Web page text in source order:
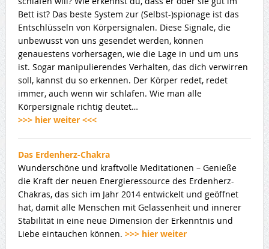
Bett ist? Das beste System zur (Selbst-)spionage ist das
Entschlüsseln von Körpersignalen. Diese Signale, die
unbewusst von uns gesendet werden, können
genauestens vorhersagen, wie die Lage in und um uns
ist. Sogar manipulierendes Verhalten, das dich verwirren
soll, kannst du so erkennen. Der Körper redet, redet
immer, auch wenn wir schlafen. Wie man alle
Körpersignale richtig deutet…
>>> hier weiter <<<
Das Erdenherz-Chakra
Wunderschöne und kraftvolle Meditationen – Genieße
die Kraft der neuen Energieressource des Erdenherz-
Chakras, das sich im Jahr 2014 entwickelt und geöffnet
hat, damit alle Menschen mit Gelassenheit und innerer
Stabilität in eine neue Dimension der Erkenntnis und
Liebe eintauchen können. >>> hier weiter